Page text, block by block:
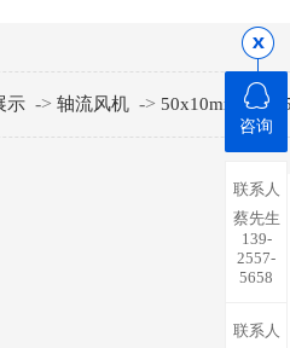
示 -> 轴流风机 -> 50x10mm ->
咨询
联系人
蔡先生
139-
2557-
5658
联系人